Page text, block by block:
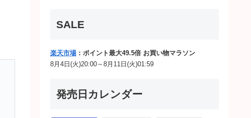
SALE
楽天市場 ：ポイント最大49.5倍 お買い物マラソン
8月4日(火)20:00～8月11日(火)01:59
発売日カレンダー